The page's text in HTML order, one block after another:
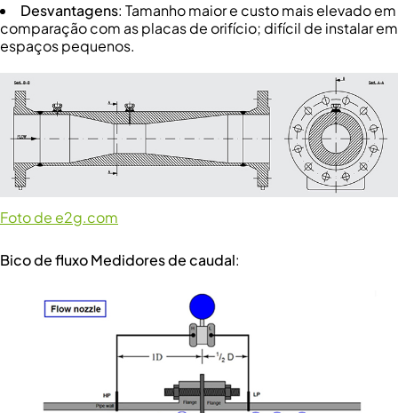
Desvantagens: Tamanho maior e custo mais elevado em
comparação com as placas de orifício; difícil de instalar em
espaços pequenos.
Foto de e2g.com
Bico de fluxo Medidores de caudal: